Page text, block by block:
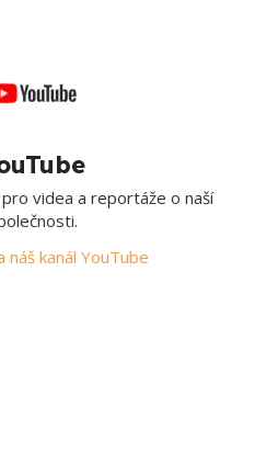
videa a reportáže o naší
náš kanál YouTube